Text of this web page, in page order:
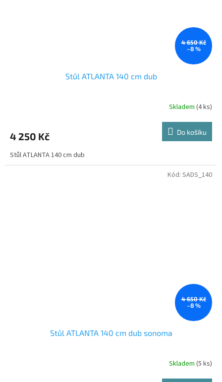
4 650 Kč
–8 %
Stůl ATLANTA 140 cm dub
Skladem (4 ks)
4 250 Kč Do košíku
Stůl ATLANTA 140 cm dub
4 650 Kč
–8 %
Stůl ATLANTA 140 cm dub sonoma
Skladem (5 ks)
Kód: SADS_140